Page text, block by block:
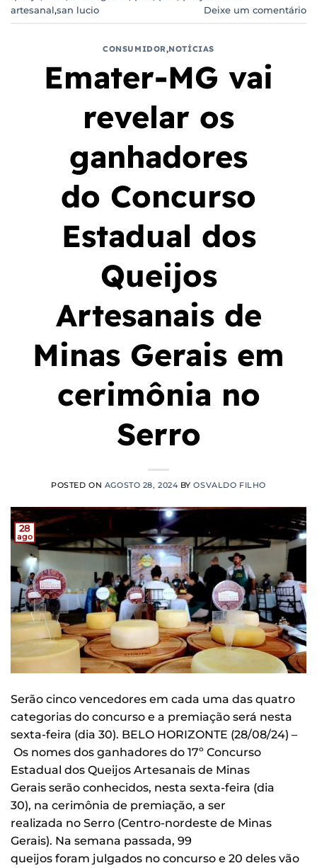
artesanal,san lucio Deixe um comentário
CONSUMIDOR,NOTÍCIAS
Emater-MG vai
revelar os
ganhadores
do Concurso
Estadual dos
Queijos
Artesanais de
Minas Gerais em
cerimônia no
Serro
POSTED ON AGOSTO 28, 2024 BYOSVALDO FILHO
28
ago
Serão cinco vencedores em cada uma das quatro
categorias do concurso e a premiação será nesta
sexta-feira (dia 30). BELO HORIZONTE (28/08/24) –
Os nomes dos ganhadores do 17º Concurso
Estadual dos Queijos Artesanais de Minas
Gerais serão conhecidos, nesta sexta-feira (dia
30), na cerimônia de premiação, a ser
realizada no Serro (Centro-nordeste de Minas
Gerais). Na semana passada, 99
queijos foram julgados no concurso e 20 deles vão